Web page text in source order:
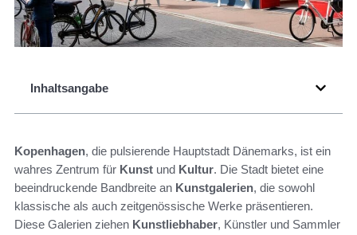
Inhaltsangabe
Kopenhagen, die pulsierende Hauptstadt Dänemarks, ist ein
wahres Zentrum für Kunst und Kultur. Die Stadt bietet eine
beeindruckende Bandbreite an Kunstgalerien, die sowohl
klassische als auch zeitgenössische Werke präsentieren.
Diese Galerien ziehen Kunstliebhaber, Künstler und Sammler